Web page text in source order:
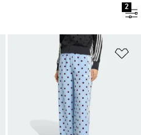
2
Zur Wunschliste hinzufügen